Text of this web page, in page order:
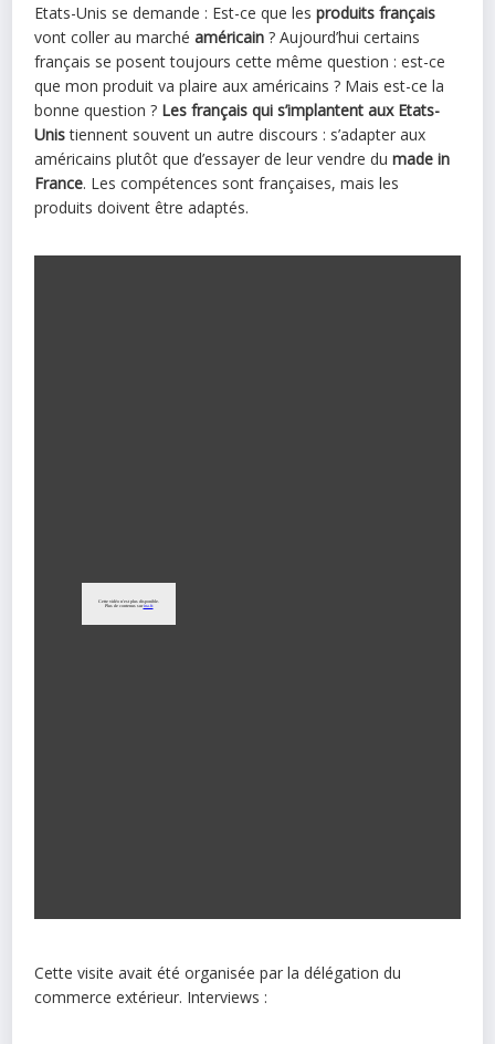
Etats-Unis se demande : Est-ce que lesproduits français
vont coller au marchéaméricain ? Aujourd’hui certains
français se posent toujours cette même question : est-ce
que mon produit va plaire aux américains ? Mais est-ce la
bonne question ? Les français qui s’implantent aux Etats-
Unistiennent souvent un autre discours : s’adapter aux
américains plutôt que d’essayer de leur vendre dumade in
France. Les compétences sont françaises, mais les
produits doivent être adaptés.
Cette visite avait été organisée par la délégation du
commerce extérieur. Interviews :